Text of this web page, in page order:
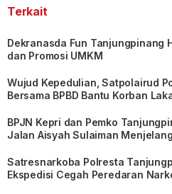
Terkait
Dekranasda Fun Tanjungpinang
dan Promosi UMKM
Wujud Kepedulian, Satpolairud
Bersama BPBD Bantu Korban
BPJN Kepri dan Pemko
Jalan Aisyah Sulaiman Menjelang
Satresnarkoba Polresta
Ekspedisi Cegah Peredaran